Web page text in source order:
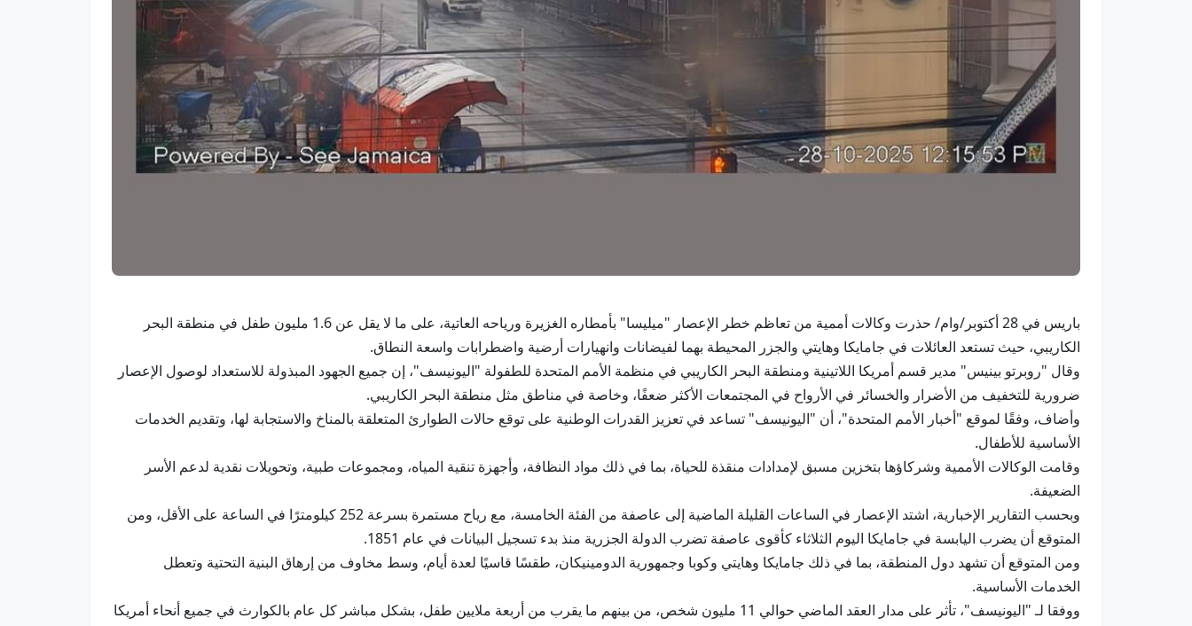
باريس في 28 أكتوبر/وام/ حذرت وكالات أممية من تعاظم خطر الإعصار "ميليسا" بأمطاره الغزيرة ورياحه العاتية، على ما لا يقل عن 1.6 مليون طفل في منطقة البحر
الكاريبي، حيث تستعد العائلات في جامايكا وهايتي والجزر المحيطة بهما لفيضانات وانهيارات أرضية واضطرابات واسعة النطاق.
وقال "روبرتو بينيس" مدير قسم أمريكا اللاتينية ومنطقة البحر الكاريبي في منظمة الأمم المتحدة للطفولة "اليونيسف"، إن جميع الجهود المبذولة للاستعداد لوصول الإعصار
ضرورية للتخفيف من الأضرار والخسائر في الأرواح في المجتمعات الأكثر ضعفًا، وخاصة في مناطق مثل منطقة البحر الكاريبي.
وأضاف، وفقًا لموقع "أخبار الأمم المتحدة"، أن "اليونيسف" تساعد في تعزيز القدرات الوطنية على توقع حالات الطوارئ المتعلقة بالمناخ والاستجابة لها، وتقديم الخدمات
الأساسية للأطفال.
وقامت الوكالات الأممية وشركاؤها بتخزين مسبق لإمدادات منقذة للحياة، بما في ذلك مواد النظافة، وأجهزة تنقية المياه، ومجموعات طبية، وتحويلات نقدية لدعم الأسر
الضعيفة.
وبحسب التقارير الإخبارية، اشتد الإعصار في الساعات القليلة الماضية إلى عاصفة من الفئة الخامسة، مع رياح مستمرة بسرعة 252 كيلومترًا في الساعة على الأقل، ومن
المتوقع أن يضرب اليابسة في جامايكا اليوم الثلاثاء كأقوى عاصفة تضرب الدولة الجزرية منذ بدء تسجيل البيانات في عام 1851.
ومن المتوقع أن تشهد دول المنطقة، بما في ذلك جامايكا وهايتي وكوبا وجمهورية الدومينيكان، طقسًا قاسيًا لعدة أيام، وسط مخاوف من إرهاق البنية التحتية وتعطل
الخدمات الأساسية.
ووفقا لـ "اليونيسف"، تأثر على مدار العقد الماضي حوالي 11 مليون شخص، من بينهم ما يقرب من أربعة ملايين طفل، بشكل مباشر كل عام بالكوارث في جميع أنحاء أمريكا